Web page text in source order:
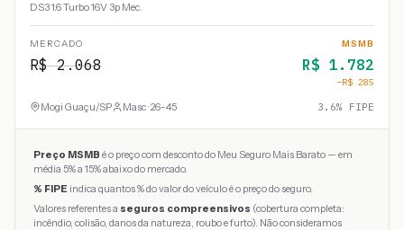
DS3 1.6 Turbo 16V 3p Mec.
MERCADO
R$2.068
MSMB
R$ 1.782
−R$ 285
Mogi Guaçu/SP Masc · 26-45 3.6% FIPE
Preço MSMB é o preço com desconto do Meu Seguro Mais Barato — em
média 5% a 15% abaixo do mercado.
% FIPE indica quantos % do valor do veículo é o preço do seguro.
Valores referentes a seguros compreensivos (cobertura completa:
incêndio, colisão, danos da natureza, roubo e furto). Não consideramos